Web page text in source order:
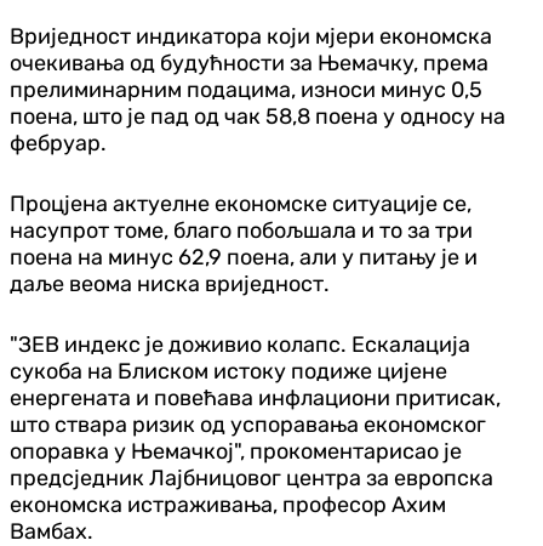
Вриједност индикатора који мјери економска
очекивања од будућности за Њемачку, према
прелиминарним подацима, износи минус 0,5
поена, што је пад од чак 58,8 поена у односу на
фебруар.
Процјена актуелне економске ситуације се,
насупрот томе, благо побољшала и то за три
поена на минус 62,9 поена, али у питању је и
даље веома ниска вриједност.
"ЗЕВ индекс је доживио колапс. Ескалација
сукоба на Блиском истоку подиже цијене
енергената и повећава инфлациони притисак,
што ствара ризик од успоравања економског
опоравка у Њемачкој", прокоментарисао је
предсједник Лајбницовог центра за европска
економска истраживања, професор Ахим
Вамбах.